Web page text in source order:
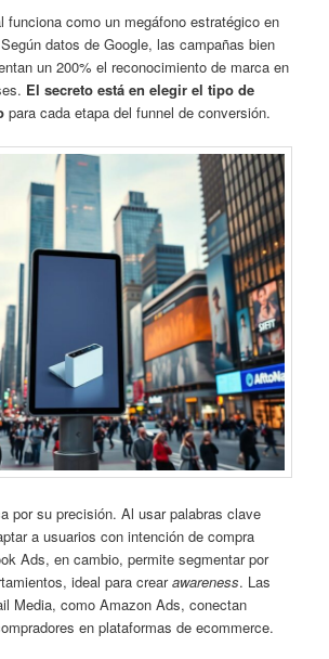
funciona como un megáfono estratégico en
datos de Google, las campañas bien
un 200% el reconocimiento de marca en
El secreto está en elegir el tipo de
para cada etapa del funnel de conversión.
por su precisión. Al usar palabras clave
a usuarios con intención de compra
Ads, en cambio, permite segmentar por
ideal para crearawareness. Las
Media, como Amazon Ads, conectan
en plataformas de ecommerce.